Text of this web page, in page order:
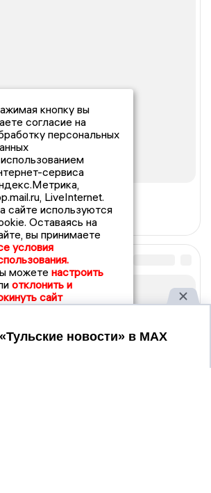
кнопку вы
согласие на
персональных
сервиса
LiveInternet.
сайте используются
Оставаясь на
вы принимаете
условия
можете настроить
отклонить и
сайт
Принять